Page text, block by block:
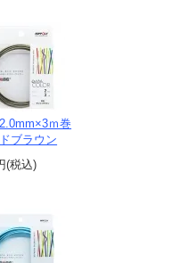
ｍ巻
ブラウン
(税込)